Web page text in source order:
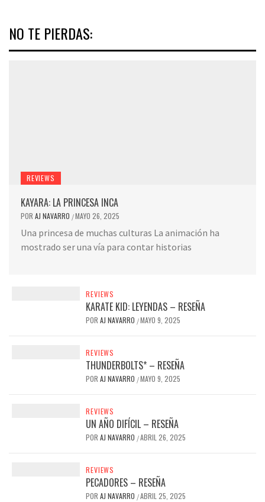
NO TE PIERDAS:
REVIEWS
KAYARA: LA PRINCESA INCA
POR AJ NAVARRO /MAYO 26, 2025
Una princesa de muchas culturas La animación ha
mostrado ser una vía para contar historias
REVIEWS
KARATE KID: LEYENDAS – RESEÑA
POR AJ NAVARRO /MAYO 9, 2025
REVIEWS
THUNDERBOLTS* – RESEÑA
POR AJ NAVARRO /MAYO 9, 2025
REVIEWS
UN AÑO DIFÍCIL – RESEÑA
POR AJ NAVARRO /ABRIL 26, 2025
REVIEWS
PECADORES – RESEÑA
POR AJ NAVARRO /ABRIL 25, 2025